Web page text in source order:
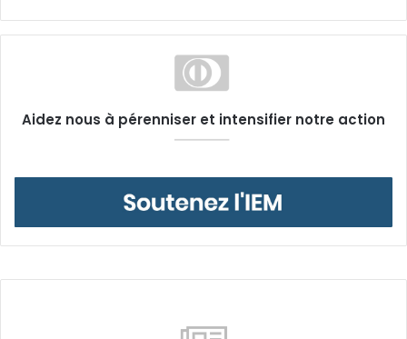
Aidez nous à pérenniser et intensifier notre action